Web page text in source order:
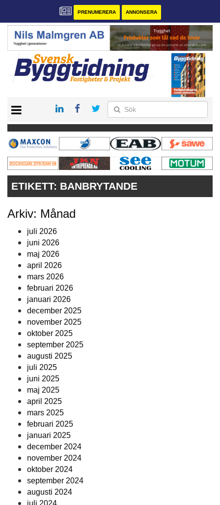
PRENUMERERA ANNONSERA
PRENUMERERA
VÅRA ANDRA MAGASIN
ANNONSERA
KONTAKT
ETIKETT: BANBRYTANDE
Arkiv: Månad
juli 2026
juni 2026
maj 2026
april 2026
mars 2026
februari 2026
januari 2026
december 2025
november 2025
oktober 2025
september 2025
augusti 2025
juli 2025
juni 2025
maj 2025
april 2025
mars 2025
februari 2025
januari 2025
december 2024
november 2024
oktober 2024
september 2024
augusti 2024